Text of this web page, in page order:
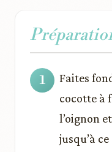
Faites
cocotte à
l’oignon
jusqu’à